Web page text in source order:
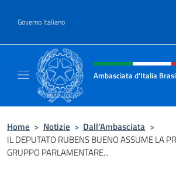
Governo Italiano
Intestazione sito,
Ambasciata d'Italia
Home > Notizie > Dall’Ambasciata >
IL DEPUTATO RUBENS BUENO ASSUME LA
GRUPPO PARLAMENTARE...